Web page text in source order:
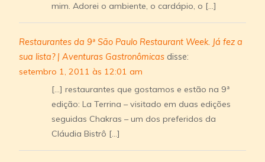
mim. Adorei o ambiente, o cardápio, o […]
Restaurantes da 9ª São Paulo Restaurant Week. Já fez a
sua lista? | Aventuras Gastronômicas disse:
setembro 1, 2011 às 12:01 am
[…] restaurantes que gostamos e estão na 9ª
edição: La Terrina – visitado em duas edições
seguidas Chakras – um dos preferidos da
Cláudia Bistrô […]